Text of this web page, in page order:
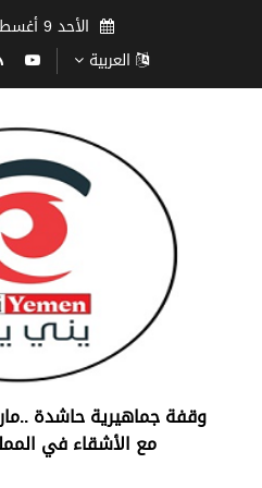
الأحد 9 أغسطس 2026 م
العربية
‏وقفة جماهيرية حاشدة
مع الأشقاء في